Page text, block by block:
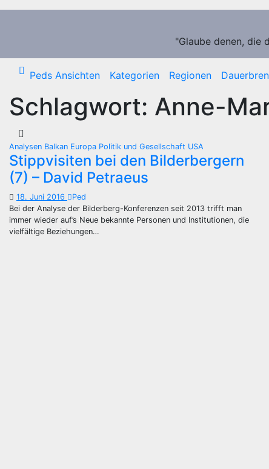
Zum
"Glaube denen, die
Peds Ansichten Kategorien Regionen
Schlagwort: Anne-
Analysen Balkan Europa Politik und Gesellschaft USA
Stippvisiten bei den Bilderbergern
(7) – David Petraeus
18. Juni 2016
Ped
Bei der Analyse der Bilderberg-Konferenzen seit 2013 trifft man
immer wieder auf’s Neue bekannte Personen und Institutionen, die
vielfältige Beziehungen…